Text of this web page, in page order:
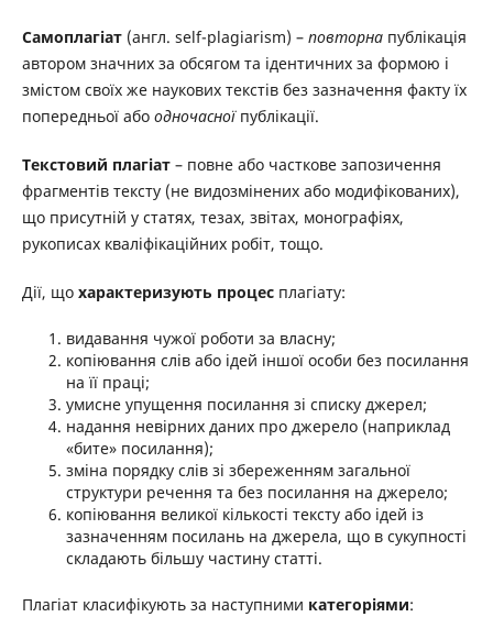
Самоплагіат(англ. self-plagiarism) – повторнапублікація
автором значних за обсягом та ідентичних за формою і
змістом своїх же наукових текстів без зазначення факту їх
попередньої або одночасноїпублікації.
Текстовий плагіат– повне або часткове запозичення
фрагментів тексту (не видозмінених або модифікованих),
що присутній у статях, тезах, звітах, монографіях,
рукописах кваліфікаційних робіт, тощо.
Дії, що характеризують процесплагіату:
видавання чужої роботи за власну;
копіювання слів або ідей іншої особи без посилання
на її праці;
умисне упущення посилання зі списку джерел;
надання невірних даних про джерело (наприклад
«бите» посилання);
зміна порядку слів зі збереженням загальної
структури речення та без посилання на джерело;
копіювання великої кількості тексту або ідей із
зазначенням посилань на джерела, що в сукупності
складають більшу частину статті.
Плагіат класифікують за наступними категоріями: